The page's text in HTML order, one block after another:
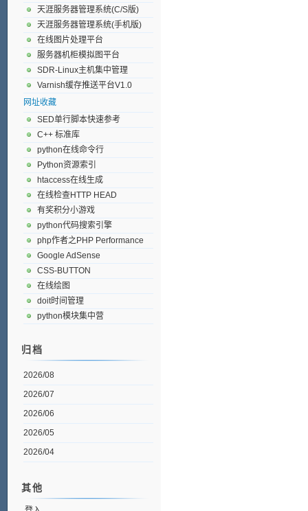
天涯服务器管理系统(C/S版)
天涯服务器管理系统(手机版)
在线图片处理平台
服务器机柜模拟图平台
SDR-Linux主机集中管理
Varnish缓存推送平台V1.0
网址收藏
SED单行脚本快速参考
C++ 标准库
python在线命令行
Python资源索引
htaccess在线生成
在线检查HTTP HEAD
有奖积分小游戏
python代码搜索引擎
php作者之PHP Performance
Google AdSense
CSS-BUTTON
在线绘图
doit时间管理
python模块集中营
归档
2026/08
2026/07
2026/06
2026/05
2026/04
其他